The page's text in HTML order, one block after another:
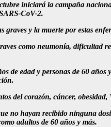
iniciará la campaña
CoV-2.
y la muerte por estas
como neumonía, dificultad
de edad y personas de 60 años
del corazón, cáncer,
no hayan recibido ninguna
adultos de 60 años y más.